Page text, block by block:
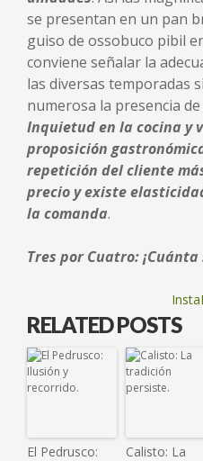
se presentan en un pan
guiso de ossobuco pibil
conviene señalar la
las diversas temporadas
numerosa la presencia
Inquietud en la cocina y
proposición
repetición del cliente
precio y existe
la comanda.
Tres por Cuatro:
RELATED POSTS
El Pedrusco:
Calisto: La